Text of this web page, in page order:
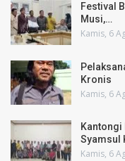
Festival
Musi,…
Kamis, 6
Kronis
Kamis, 6
Kantongi
Syamsul
Kamis, 6